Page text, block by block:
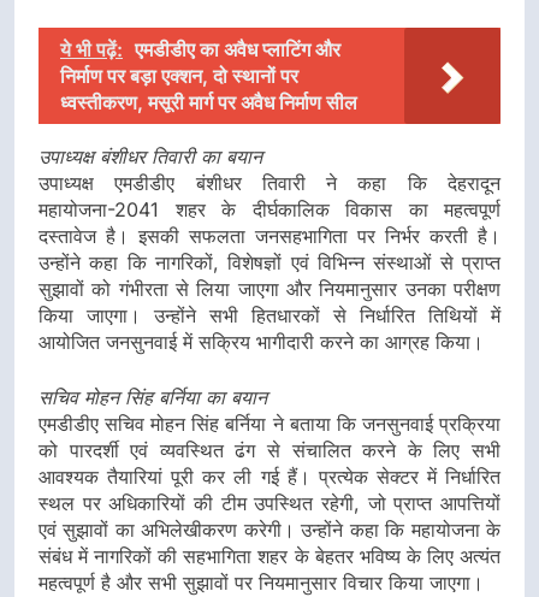
ये भी पढ़ें: एमडीडीए का अवैध प्लाटिंग और
निर्माण पर बड़ा एक्शन, दो स्थानों पर
ध्वस्तीकरण, मसूरी मार्ग पर अवैध निर्माण सील
उपाध्यक्ष बंशीधर तिवारी का बयान
उपाध्यक्ष एमडीडीए बंशीधर तिवारी ने कहा कि देहरादून
महायोजना-2041 शहर के दीर्घकालिक विकास का महत्वपूर्ण
दस्तावेज है। इसकी सफलता जनसहभागिता पर निर्भर करती है।
उन्होंने कहा कि नागरिकों, विशेषज्ञों एवं विभिन्न संस्थाओं से प्राप्त
सुझावों को गंभीरता से लिया जाएगा और नियमानुसार उनका परीक्षण
किया जाएगा। उन्होंने सभी हितधारकों से निर्धारित तिथियों में
आयोजित जनसुनवाई में सक्रिय भागीदारी करने का आग्रह किया।
सचिव मोहन सिंह बर्निया का बयान
एमडीडीए सचिव मोहन सिंह बर्निया ने बताया कि जनसुनवाई प्रक्रिया
को पारदर्शी एवं व्यवस्थित ढंग से संचालित करने के लिए सभी
आवश्यक तैयारियां पूरी कर ली गई हैं। प्रत्येक सेक्टर में निर्धारित
स्थल पर अधिकारियों की टीम उपस्थित रहेगी, जो प्राप्त आपत्तियों
एवं सुझावों का अभिलेखीकरण करेगी। उन्होंने कहा कि महायोजना के
संबंध में नागरिकों की सहभागिता शहर के बेहतर भविष्य के लिए अत्यंत
महत्वपूर्ण है और सभी सुझावों पर नियमानुसार विचार किया जाएगा।